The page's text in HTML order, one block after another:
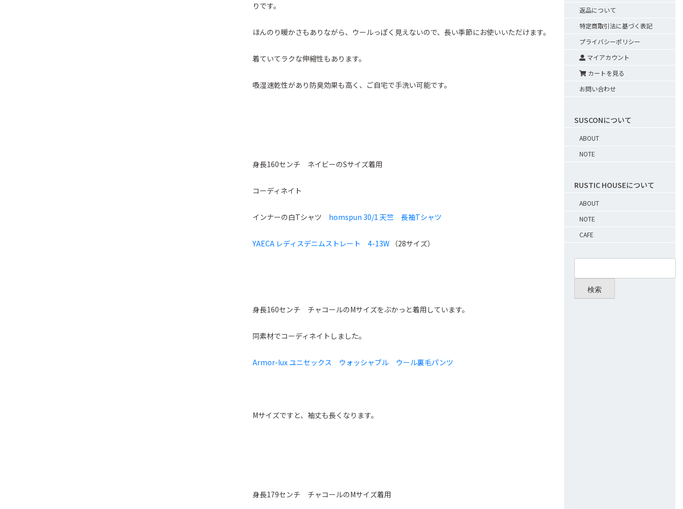
りです。
ほんのり暖かさもありながら、ウールっぽく見えないので、長い季節にお使いいただけます。
着ていてラクな伸縮性もあります。
吸湿速乾性があり防臭効果も高く、ご自宅で手洗い可能です。
身長160センチ ネイビーのSサイズ着用
コーディネイト
インナーの白Tシャツ homspun 30/1 天竺 長袖Tシャツ
YAECA レディスデニムストレート 4-13W（28サイズ）
身長160センチ チャコールのMサイズをぶかっと着用しています。
同素材でコーディネイトしました。
Armor-Iux ユニセックス ウォッシャブル ウール裏毛パンツ
Mサイズですと、袖丈も長くなります。
身長179センチ チャコールのMサイズ着用
返品について
特定商取引法に基づく表記
プライバシーポリシー
マイアカウント
カートを見る
お問い合わせ
SUSCONについて
ABOUT
NOTE
RUSTIC HOUSEについて
ABOUT
NOTE
CAFE
検索